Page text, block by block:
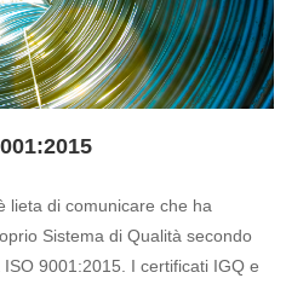
lieta di comunicare che ha
Sistema di Qualità secondo
9001:2015. I certificati IGQ e